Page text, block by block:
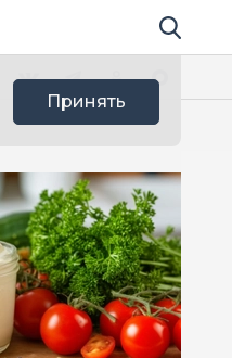
Поиск по
Принять